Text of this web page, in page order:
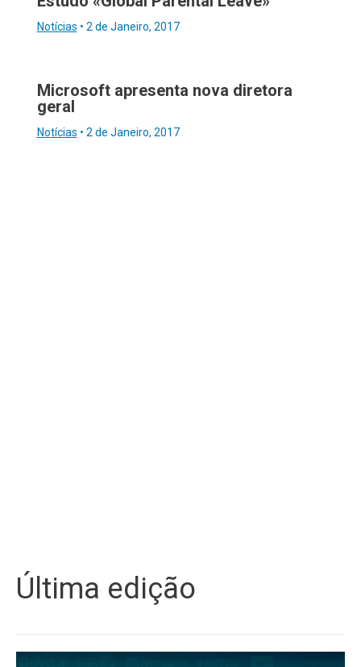
Notícias • 2 de Janeiro, 2017
Microsoft apresenta nova diretora
geral
Notícias • 2 de Janeiro, 2017
Última edição